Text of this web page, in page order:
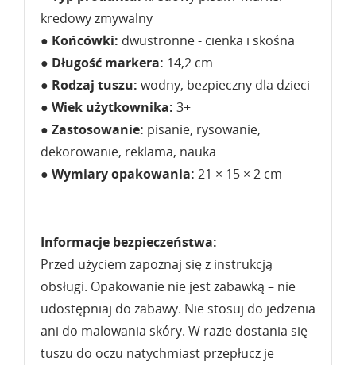
kredowy zmywalny
● Końcówki: dwustronne - cienka i skośna
● Długość markera: 14,2 cm
● Rodzaj tuszu: wodny, bezpieczny dla dzieci
● Wiek użytkownika: 3+
● Zastosowanie: pisanie, rysowanie,
dekorowanie, reklama, nauka
● Wymiary opakowania: 21 × 15 × 2 cm
Informacje bezpieczeństwa:
Przed użyciem zapoznaj się z instrukcją
obsługi. Opakowanie nie jest zabawką – nie
udostępniaj do zabawy. Nie stosuj do jedzenia
ani do malowania skóry. W razie dostania się
tuszu do oczu natychmiast przepłucz je